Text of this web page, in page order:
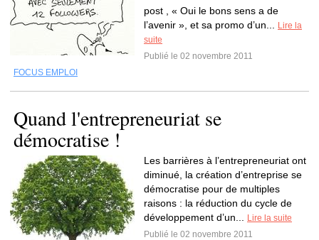
post , « Oui le bons sens a de
l’avenir », et sa promo d’un...
Lire la
suite
Publié le 02 novembre 2011
FOCUS EMPLOI
Quand l'entrepreneuriat se
démocratise !
Les barrières à l’entrepreneuriat ont
diminué, la création d’entreprise se
démocratise pour de multiples
raisons : la réduction du cycle de
développement d’un...
Lire la suite
Publié le 02 novembre 2011